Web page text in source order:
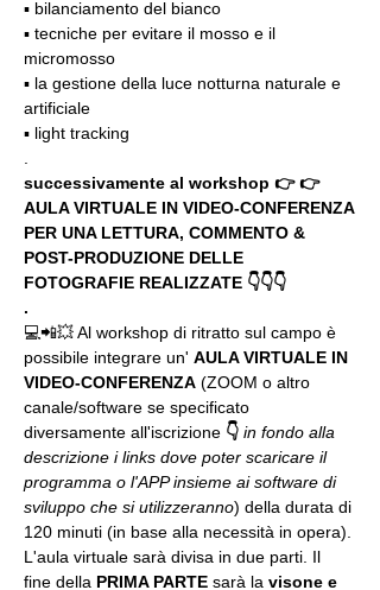
▪️ bilanciamento del bianco
▪️ tecniche per evitare il mosso e il
micromosso
▪️ la gestione della luce notturna naturale e
artificiale
▪️ light tracking
successivamente al workshop 👉 👉
AULA VIRTUALE IN VIDEO-CONFERENZA
PER UNA LETTURA, COMMENTO &
POST-PRODUZIONE DELLE
FOTOGRAFIE REALIZZATE 👇👇👇
.
💻📲💥 Al workshop di ritratto sul campo è
possibile integrare un' AULA VIRTUALE IN
VIDEO-CONFERENZA (ZOOM o altro
canale/software se specificato
diversamente all'iscrizione 👇 in fondo alla
descrizione i links dove poter scaricare il
programma o l'APP insieme ai software di
sviluppo che si utilizzeranno) della durata di
120 minuti (in base alla necessità in opera).
L'aula virtuale sarà divisa in due parti. Il
fine della PRIMA PARTE sarà la visone e